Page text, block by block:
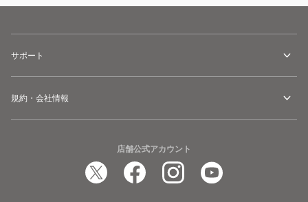
サポート
規約・会社情報
店舗公式アカウント